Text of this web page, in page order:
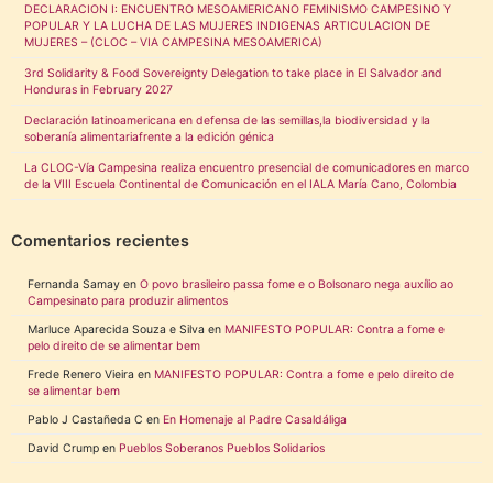
DECLARACION I: ENCUENTRO MESOAMERICANO FEMINISMO CAMPESINO Y
POPULAR Y LA LUCHA DE LAS MUJERES INDIGENAS ARTICULACION DE
MUJERES – (CLOC – VIA CAMPESINA MESOAMERICA)
3rd Solidarity & Food Sovereignty Delegation to take place in El Salvador and
Honduras in February 2027
Declaración latinoamericana en defensa de las semillas,la biodiversidad y la
soberanía alimentariafrente a la edición génica
La CLOC-Vía Campesina realiza encuentro presencial de comunicadores en marco
de la VIII Escuela Continental de Comunicación en el IALA María Cano, Colombia
Comentarios recientes
Fernanda Samay en O povo brasileiro passa fome e o Bolsonaro nega auxílio ao
Campesinato para produzir alimentos
Marluce Aparecida Souza e Silva en MANIFESTO POPULAR: Contra a fome e
pelo direito de se alimentar bem
Frede Renero Vieira en MANIFESTO POPULAR: Contra a fome e pelo direito de
se alimentar bem
Pablo J Castañeda C en En Homenaje al Padre Casaldáliga
David Crump en Pueblos Soberanos Pueblos Solidarios